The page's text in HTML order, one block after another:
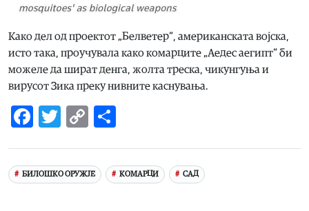
Како дел од проектот „Белветер“, американската војска,
исто така, проучувала како комарците „Аедес аегипт“ би
можеле да шират денга, жолта треска, чикунгуња и
вирусот Зика преку нивните каснувања.
Facebook
Twitter
Copy
БИЛОШКО ОРУЖЈЕ КОМАРЦИ САД